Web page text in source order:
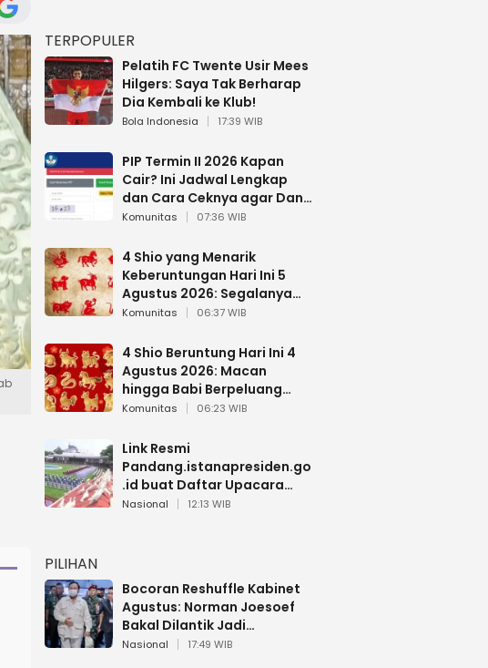
TERPOPULER
Pelatih FC Twente Usir Mees
Hilgers: Saya Tak Berharap
Dia Kembali ke Klub!
Bola Indonesia 17:39 WIB
PIP Termin II 2026 Kapan
Cair? Ini Jadwal Lengkap
dan Cara Ceknya agar Dana
Tidak Hangus!
Komunitas 07:36 WIB
4 Shio yang Menarik
Keberuntungan Hari Ini 5
Agustus 2026: Segalanya
Berjalan Lancar
Komunitas 06:37 WIB
4 Shio Beruntung Hari Ini 4
Agustus 2026: Macan
hingga Babi Berpeluang
Dapat Kabar Baik
Komunitas 06:23 WIB
Link Resmi
Pandang.istanapresiden.go
.id buat Daftar Upacara
Bendera HUT RI di Istana
Nasional 12:13 WIB
PILIHAN
Bocoran Reshuffle Kabinet
Agustus: Norman Joesoef
Bakal Dilantik Jadi
Wamenhan RI
Nasional 17:49 WIB